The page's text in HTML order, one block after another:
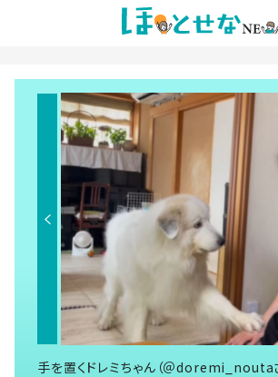
手を置くドレミちゃん（＠doremi_nouta